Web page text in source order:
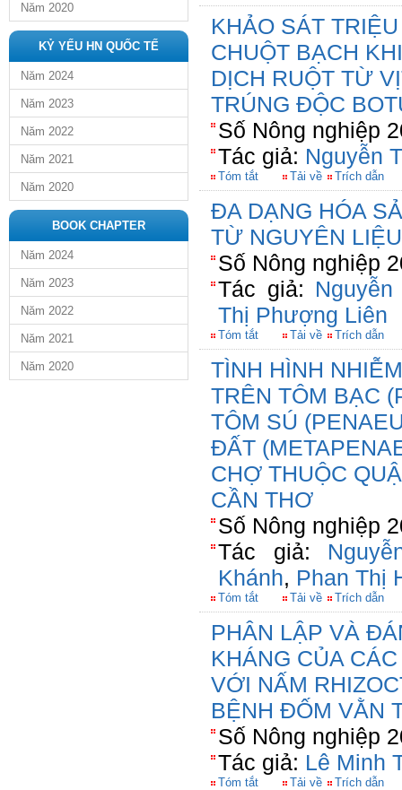
Năm 2020
KỶ YẾU HN QUỐC TẾ
Năm 2024
Năm 2023
Năm 2022
Năm 2021
Năm 2020
BOOK CHAPTER
Năm 2024
Năm 2023
Năm 2022
Năm 2021
Năm 2020
KHẢO SÁT
CHUỘT BẠCH
DỊCH RUỘT TỪ
TRÚNG ĐỘC
Số Nông nghiệp
Tác giả: Nguyễn
Tóm tắt Tải về Trích dẫn
ĐA DẠNG HÓA
TỪ NGUYÊN
Số Nông nghiệp
Tác giả:
Thị Phượng Liên
Tóm tắt Tải về Trích dẫn
TÌNH HÌNH
TRÊN TÔM BẠC
TÔM SÚ
ĐẤT
CHỢ THUỘC
CẦN THƠ
Số Nông nghiệp
Tác giả:
Khánh, Phan Thị
Tóm tắt Tải về Trích dẫn
PHÂN LẬP VÀ
KHÁNG CỦA
VỚI NẤM
BỆNH ĐỐM VẰN
Số Nông nghiệp
Tác giả: Lê Minh
Tóm tắt Tải về Trích dẫn